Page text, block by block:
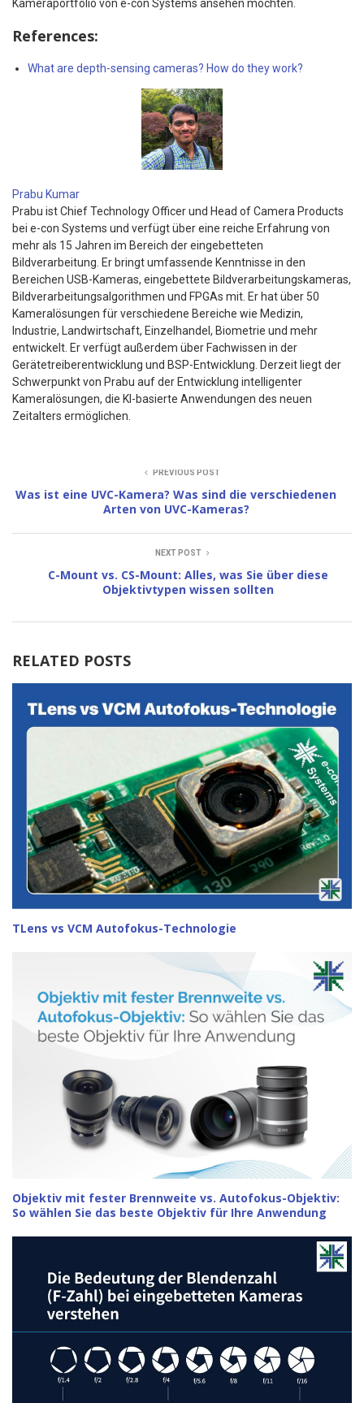
Kameraportfolio von e-con Systems ansehen möchten.
References:
What are depth-sensing cameras? How do they work?
Prabu Kumar
Prabu ist Chief Technology Officer und Head of Camera Products
bei e-con Systems und verfügt über eine reiche Erfahrung von
mehr als 15 Jahren im Bereich der eingebetteten
Bildverarbeitung. Er bringt umfassende Kenntnisse in den
Bereichen USB-Kameras, eingebettete Bildverarbeitungskameras,
Bildverarbeitungsalgorithmen und FPGAs mit. Er hat über 50
Kameralösungen für verschiedene Bereiche wie Medizin,
Industrie, Landwirtschaft, Einzelhandel, Biometrie und mehr
entwickelt. Er verfügt außerdem über Fachwissen in der
Gerätetreiberentwicklung und BSP-Entwicklung. Derzeit liegt der
Schwerpunkt von Prabu auf der Entwicklung intelligenter
Kameralösungen, die KI-basierte Anwendungen des neuen
Zeitalters ermöglichen.
PREVIOUS POST
Was ist eine UVC-Kamera? Was sind die verschiedenen
Arten von UVC-Kameras?
NEXT POST
C-Mount vs. CS-Mount: Alles, was Sie über diese
Objektivtypen wissen sollten
RELATED POSTS
TLens vs VCM Autofokus-Technologie
Objektiv mit fester Brennweite vs. Autofokus-Objektiv:
So wählen Sie das beste Objektiv für Ihre Anwendung